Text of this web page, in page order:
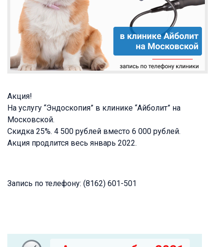
Акция!
На услугу “Эндоскопия” в клинике “Айболит” на
Московской.
Скидка 25%. 4 500 рублей вместо 6 000 рублей.
Акция продлится весь январь 2022.
Запись по телефону: (8162) 601-501